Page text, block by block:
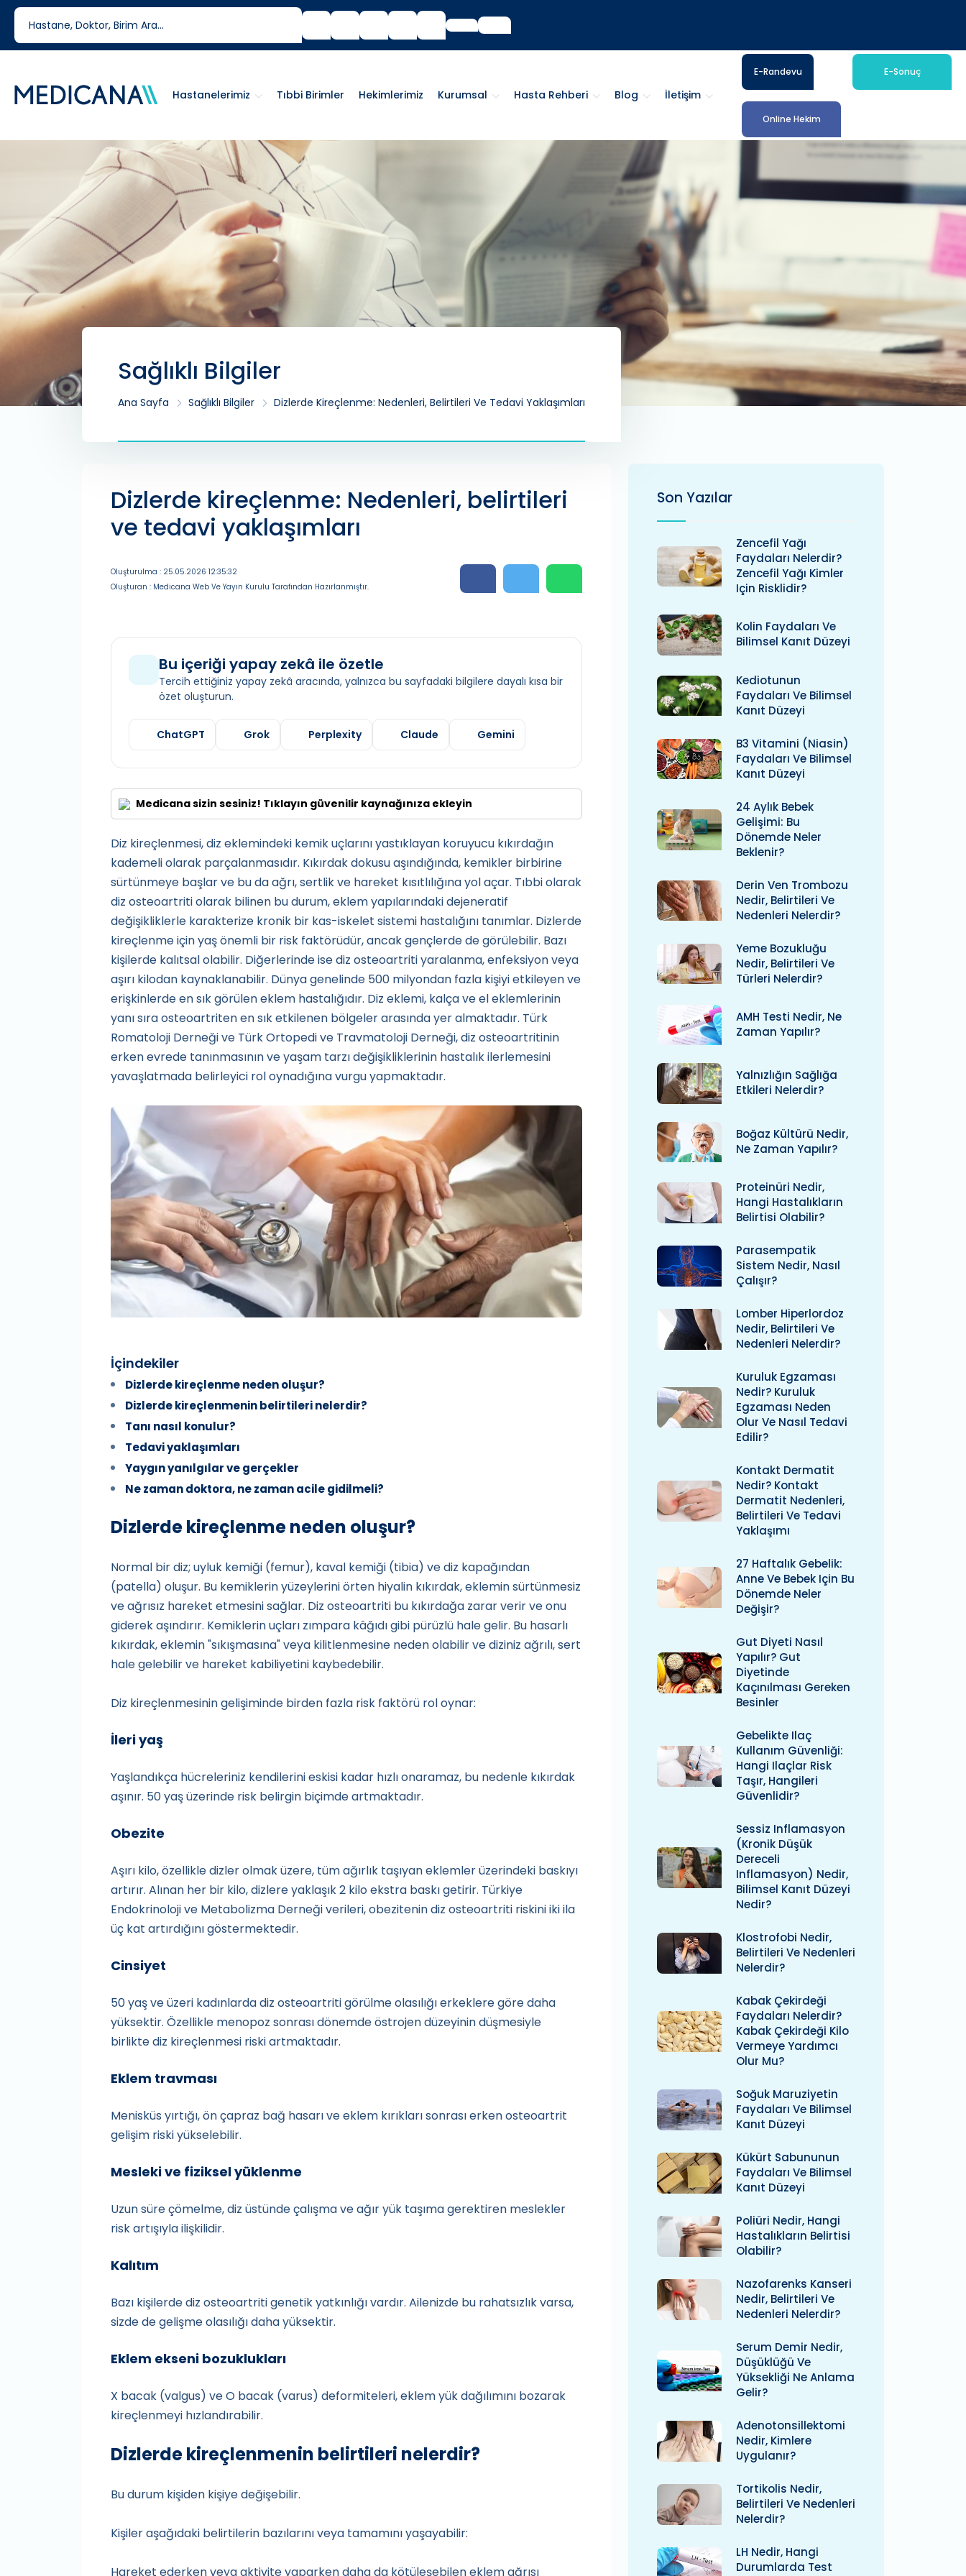
444 6 334
Tıbbi Birimler Hekimlerimiz Kurumsal Hasta Rehberi Blog İletişim
Hastanelerimiz
E-Randevu E-Sonuç
Online Hekim
Sağlıklı Bilgiler
Ana Sayfa Sağlıklı Bilgiler Dizlerde Kireçlenme: Nedenleri, Belirtileri Ve Tedavi Yaklaşımları
Dizlerde kireçlenme: Nedenleri, belirtileri
ve tedavi yaklaşımları
Oluşturulma : 25.05.2026 12:35:32
Oluşturan : Medicana Web Ve Yayın Kurulu Tarafından Hazırlanmıştır.
Bu içeriği yapay zekâ ile özetle
Tercih ettiğiniz yapay zekâ aracında, yalnızca bu sayfadaki bilgilere dayalı kısa bir
özet oluşturun.
ChatGPT Grok Perplexity Claude Gemini
Medicana sizin sesiniz! Tıklayın güvenilir kaynağınıza ekleyin
Diz kireçlenmesi, diz eklemindeki kemik uçlarını yastıklayan koruyucu kıkırdağın
kademeli olarak parçalanmasıdır. Kıkırdak dokusu aşındığında, kemikler birbirine
sürtünmeye başlar ve bu da ağrı, sertlik ve hareket kısıtlılığına yol açar. Tıbbi olarak
diz osteoartriti olarak bilinen bu durum, eklem yapılarındaki dejeneratif
değişikliklerle karakterize kronik bir kas-iskelet sistemi hastalığını tanımlar. Dizlerde
kireçlenme için yaş önemli bir risk faktörüdür, ancak gençlerde de görülebilir. Bazı
kişilerde kalıtsal olabilir. Diğerlerinde ise diz osteoartriti yaralanma, enfeksiyon veya
aşırı kilodan kaynaklanabilir. Dünya genelinde 500 milyondan fazla kişiyi etkileyen ve
erişkinlerde en sık görülen eklem hastalığıdır. Diz eklemi, kalça ve el eklemlerinin
yanı sıra osteoartriten en sık etkilenen bölgeler arasında yer almaktadır. Türk
Romatoloji Derneği ve Türk Ortopedi ve Travmatoloji Derneği, diz osteoartritinin
erken evrede tanınmasının ve yaşam tarzı değişikliklerinin hastalık ilerlemesini
yavaşlatmada belirleyici rol oynadığına vurgu yapmaktadır.
İçindekiler
Dizlerde kireçlenme neden oluşur?
Dizlerde kireçlenmenin belirtileri nelerdir?
Tanı nasıl konulur?
Tedavi yaklaşımları
Yaygın yanılgılar ve gerçekler
Ne zaman doktora, ne zaman acile gidilmeli?
Dizlerde kireçlenme neden oluşur?
Normal bir diz; uyluk kemiği (femur), kaval kemiği (tibia) ve diz kapağından
(patella) oluşur. Bu kemiklerin yüzeylerini örten hiyalin kıkırdak, eklemin sürtünmesiz
ve ağrısız hareket etmesini sağlar. Diz osteoartriti bu kıkırdağa zarar verir ve onu
giderek aşındırır. Kemiklerin uçları zımpara kâğıdı gibi pürüzlü hale gelir. Bu hasarlı
kıkırdak, eklemin "sıkışmasına" veya kilitlenmesine neden olabilir ve diziniz ağrılı, sert
hale gelebilir ve hareket kabiliyetini kaybedebilir.
Diz kireçlenmesinin gelişiminde birden fazla risk faktörü rol oynar:
İleri yaş
Yaşlandıkça hücreleriniz kendilerini eskisi kadar hızlı onaramaz, bu nedenle kıkırdak
aşınır. 50 yaş üzerinde risk belirgin biçimde artmaktadır.
Obezite
Aşırı kilo, özellikle dizler olmak üzere, tüm ağırlık taşıyan eklemler üzerindeki baskıyı
artırır. Alınan her bir kilo, dizlere yaklaşık 2 kilo ekstra baskı getirir. Türkiye
Endokrinoloji ve Metabolizma Derneği verileri, obezitenin diz osteoartriti riskini iki ila
üç kat artırdığını göstermektedir.
Cinsiyet
50 yaş ve üzeri kadınlarda diz osteoartriti görülme olasılığı erkeklere göre daha
yüksektir. Özellikle menopoz sonrası dönemde östrojen düzeyinin düşmesiyle
birlikte diz kireçlenmesi riski artmaktadır.
Eklem travması
Menisküs yırtığı, ön çapraz bağ hasarı ve eklem kırıkları sonrası erken osteoartrit
gelişim riski yükselebilir.
Mesleki ve fiziksel yüklenme
Uzun süre çömelme, diz üstünde çalışma ve ağır yük taşıma gerektiren meslekler
risk artışıyla ilişkilidir.
Kalıtım
Bazı kişilerde diz osteoartriti genetik yatkınlığı vardır. Ailenizde bu rahatsızlık varsa,
sizde de gelişme olasılığı daha yüksektir.
Eklem ekseni bozuklukları
X bacak (valgus) ve O bacak (varus) deformiteleri, eklem yük dağılımını bozarak
kireçlenmeyi hızlandırabilir.
Dizlerde kireçlenmenin belirtileri nelerdir?
Bu durum kişiden kişiye değişebilir.
Kişiler aşağıdaki belirtilerin bazılarını veya tamamını yaşayabilir:
Hareket ederken veya aktivite yaparken daha da kötüleşebilen eklem ağrısı
Son Yazılar
Zencefil Yağı
Faydaları Nelerdir?
Zencefil Yağı Kimler
Için Risklidir?
Kolin Faydaları Ve
Bilimsel Kanıt Düzeyi
Kediotunun
Faydaları Ve Bilimsel
Kanıt Düzeyi
B3 Vitamini (niasin)
Faydaları Ve Bilimsel
Kanıt Düzeyi
24 Aylık Bebek
Gelişimi: Bu
Dönemde Neler
Beklenir?
Derin Ven Trombozu
Nedir, Belirtileri Ve
Nedenleri Nelerdir?
Yeme Bozukluğu
Nedir, Belirtileri Ve
Türleri Nelerdir?
AMH Testi Nedir, Ne
Zaman Yapılır?
Yalnızlığın Sağlığa
Etkileri Nelerdir?
Boğaz Kültürü Nedir,
Ne Zaman Yapılır?
Proteinüri Nedir,
Hangi Hastalıkların
Belirtisi Olabilir?
Parasempatik
Sistem Nedir, Nasıl
Çalışır?
Lomber Hiperlordoz
Nedir, Belirtileri Ve
Nedenleri Nelerdir?
Kuruluk Egzaması
Nedir? Kuruluk
Egzaması Neden
Olur Ve Nasıl Tedavi
Edilir?
Kontakt Dermatit
Nedir? Kontakt
Dermatit Nedenleri,
Belirtileri Ve Tedavi
Yaklaşımı
27 Haftalık Gebelik:
Anne Ve Bebek Için Bu
Dönemde Neler
Değişir?
Gut Diyeti Nasıl
Yapılır? Gut
Diyetinde
Kaçınılması Gereken
Besinler
Gebelikte Ilaç
Kullanım Güvenliği:
Hangi Ilaçlar Risk
Taşır, Hangileri
Güvenlidir?
Sessiz Inflamasyon
(kronik Düşük
Dereceli
Inflamasyon) Nedir,
Bilimsel Kanıt Düzeyi
Nedir?
Klostrofobi Nedir,
Belirtileri Ve Nedenleri
Nelerdir?
Kabak Çekirdeği
Faydaları Nelerdir?
Kabak Çekirdeği Kilo
Vermeye Yardımcı
Olur Mu?
Soğuk Maruziyetin
Faydaları Ve Bilimsel
Kanıt Düzeyi
Kükürt Sabununun
Faydaları Ve Bilimsel
Kanıt Düzeyi
Poliüri Nedir, Hangi
Hastalıkların Belirtisi
Olabilir?
Nazofarenks Kanseri
Nedir, Belirtileri Ve
Nedenleri Nelerdir?
Serum Demir Nedir,
Düşüklüğü Ve
Yüksekliği Ne Anlama
Gelir?
Adenotonsillektomi
Nedir, Kimlere
Uygulanır?
Tortikolis Nedir,
Belirtileri Ve Nedenleri
Nelerdir?
LH Nedir, Hangi
Durumlarda Test